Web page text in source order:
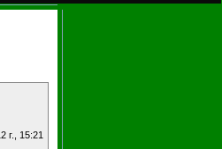
г., 15:21